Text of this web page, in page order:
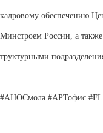
кадровому обеспечению
Минстроем России, а
труктурными
#АНОСмола #АРТофис